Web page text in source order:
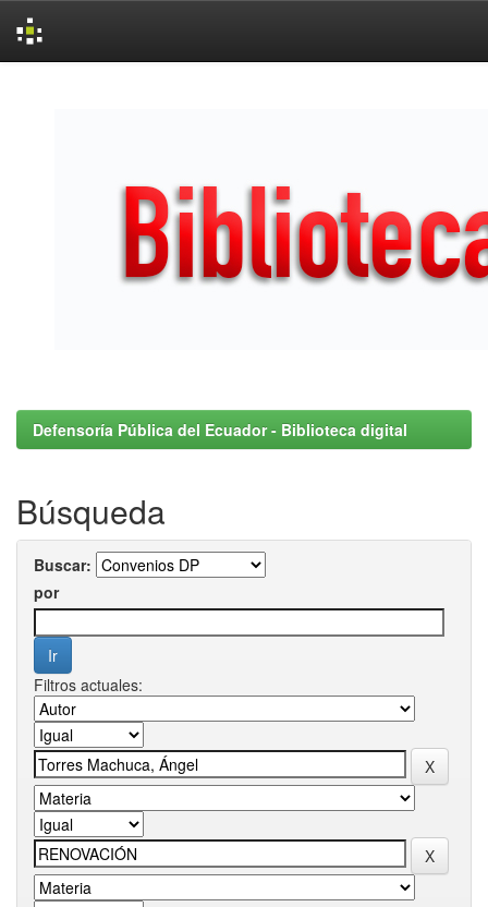
Defensoría Pública del Ecuador - Biblioteca digital
Búsqueda
Buscar:
por
Filtros actuales: